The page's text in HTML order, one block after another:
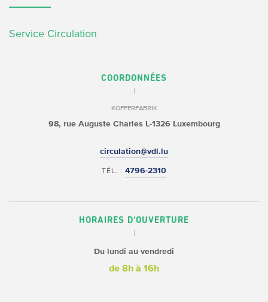
Service Circulation
COORDONNÉES
KOFFERFABRIK
98, rue Auguste CharlesL-1326 Luxembourg
circulation@vdl.lu
TÉL. : 4796-2310
HORAIRES D'OUVERTURE
Du lundi au vendredi
de 8h à 16h